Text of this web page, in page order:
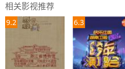
相关影视推荐
9.2 6.3